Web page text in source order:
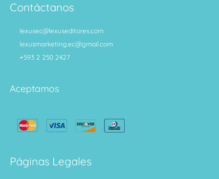
Contáctanos
lexusec@lexuseditores.com
lexusmarketing.ec@gmail.com
+593 2 250 2427
Aceptamos
Páginas Legales